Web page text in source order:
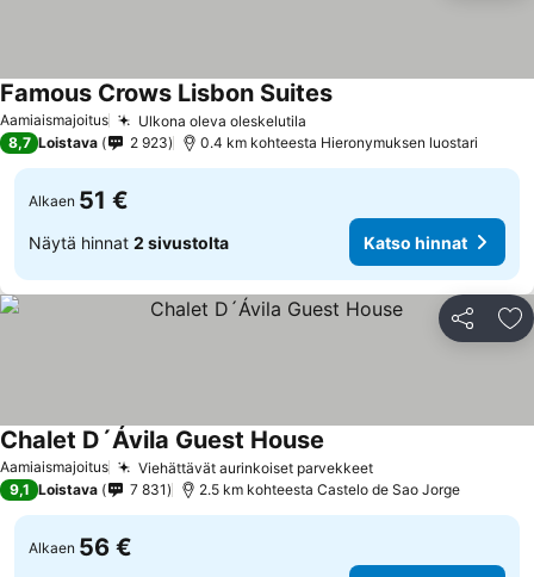
Aamiaismajoitus Ulkona oleva oleskelutila
Famous Crows Lisbon Suites
8,7 Loistava 2 923 0.4 km kohteesta Hieronymuksen luostari
Alkaen 51 €
Näytä hinnat 2 sivustolta Katso hinnat
Jaa
Aamiaismajoitus Viehättävät aurinkoiset parvekkeet
Chalet D´Ávila Guest House
9,1 Loistava 7 831 2.5 km kohteesta Castelo de Sao Jorge
Alkaen 56 €